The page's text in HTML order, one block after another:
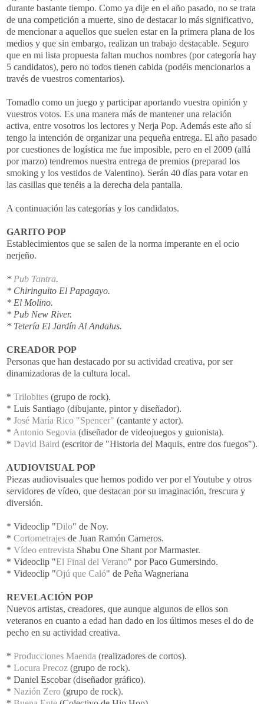
durante bastante tiempo. Como ya dije en el año pasado, no se trata
de una competición a muerte, sino de destacar lo más significativo,
de mencionar a aquellos que suelen estar en la primera plana de los
medios y que sin embargo, realizan un trabajo destacable. Seguro
que en mi lista propuesta faltan muchos nombres (por categoría hay
5 candidatos), pero no todos tienen cabida (podéis mencionarlos a
través de vuestros comentarios).
Tomadlo como un juego y participar aportando vuestra opinión y
vuestros votos. Es una manera más de mantener una relación
activa, entre vosotros los lectores y Nerja Pop. Además este año sí
tengo la intención de organizar una pequeña entrega. El año pasado
por cuestiones de logística me fue imposible, pero en el 2009 (allá
por marzo) tendremos nuestra entrega de premios (preparad los
smoking y los vestidos de Valentino). Serán 40 días para votar en
las casillas que tenéis a la derecha dela pantalla.
A continuación las categorías y los candidatos.
GARITO POP
Establecimientos que se salen de la norma imperante en el ocio
nerjeño.
* Pub Tantra.
* Chiringuito El Papagayo.
* El Molino.
* Pub New River.
* Tetería El Jardín Al Andalus.
CREADOR POP
Personas que han destacado por su actividad creativa, por ser
dinamizadoras de la cultura local.
* Trilobites (grupo de rock).
* Luis Santiago (dibujante, pintor y diseñador).
* José María Rico "Spencer" (cantante y actor).
* Antonio Segovia (diseñador de videojuegos y guionista).
* David Baird (escritor de "Historia del Maquis, entre dos fuegos").
AUDIOVISUAL POP
Piezas audiovisuales que hemos podido ver por el Youtube y otros
servidores de vídeo, que destacan por su imaginación, frescura y
diversión.
* Videoclip "Dilo" de Noy.
* Cortometrajes de Juan Ramón Carneros.
* Vídeo entrevista Shabu One Shant porMarmaster.
* Videoclip "El Final del Verano" por Paco Gumersindo.
* Videoclip "Ojú que Caló" de Peña Wagneriana
REVELACIÓN POP
Nuevos artistas, creadores, que aunque algunos de ellos son
veteranos en cuanto a edad han dado en los últimos meses el do de
pecho en su actividad creativa.
* Producciones Maenda (realizadores de cortos).
* Locura Precoz (grupo de rock).
* Daniel Escobar (diseñador gráfico).
* Nazión Zero (grupo de rock).